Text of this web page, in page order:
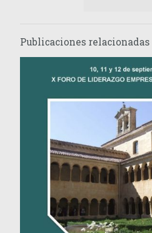
Publicaciones relacionadas